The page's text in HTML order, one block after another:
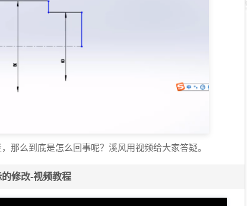
那么到底是怎么回事呢？溪风用视频给大家答疑。
修改-视频教程